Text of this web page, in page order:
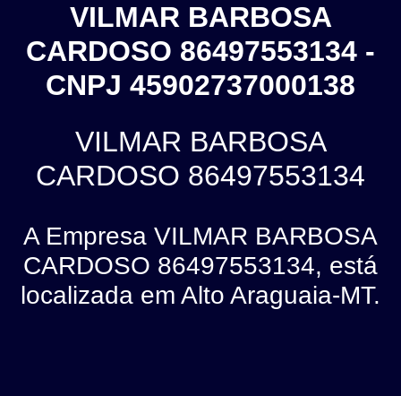
VILMAR BARBOSA
CARDOSO 86497553134 -
CNPJ 45902737000138
VILMAR BARBOSA
CARDOSO 86497553134
A Empresa VILMAR BARBOSA
CARDOSO 86497553134, está
localizada em Alto Araguaia-MT.